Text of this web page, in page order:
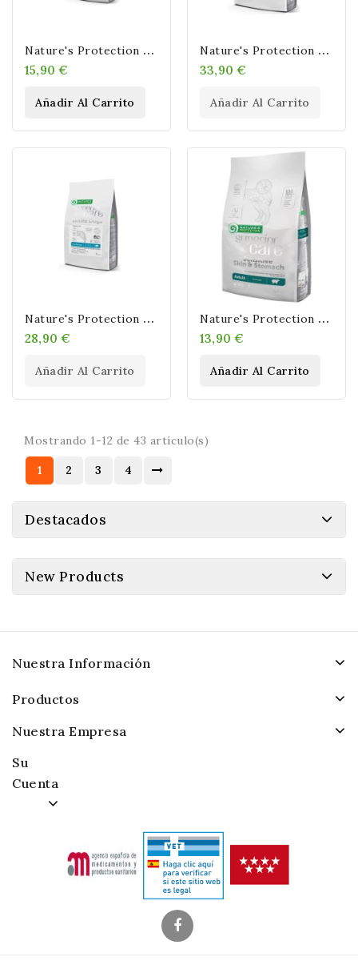
N
Ature's Protection Adult Pelo Oscuro Grain Free Carne De Ave 1,5kg
15,90 €
Añadir Al Carrito
N
Ature's Protection Junior Pelo Blanco Grain Free Pescado Blanco
33,90 €
Añadir Al Carrito
N
Ature's Protection Adult Pelo Blanco Grain Free Pescado Blanco
28,90 €
Añadir Al Carrito
N
Ature's Protection Adulto Sensitive Skin & Stomach Cordero 1,5kg
13,90 €
Añadir Al Carrito
Mostrando 1-12 de 43 artículo(s)
1 2 3 4
Destacados
New Products
Nuestra Información
Productos
Nuestra Empresa
Su
Cuenta